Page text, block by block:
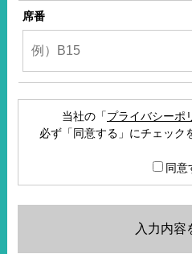
席番
当社の「プライバシーポ
必ず「同意する」にチェック
同意
入力内容